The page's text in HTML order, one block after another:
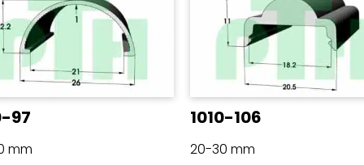
97
mm
1010-106
20-30 mm